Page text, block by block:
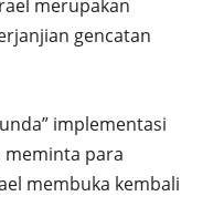
merupakan
gencatan
implementasi
meminta para
membuka kembali